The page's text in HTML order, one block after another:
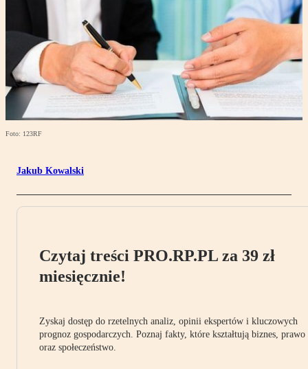
Foto: 123RF
Jakub Kowalski
Czytaj treści PRO.RP.PL za 39 zł
miesięcznie!
Zyskaj dostęp do rzetelnych analiz, opinii ekspertów i kluczowych
prognoz gospodarczych. Poznaj fakty, które kształtują biznes, prawo
oraz społeczeństwo.